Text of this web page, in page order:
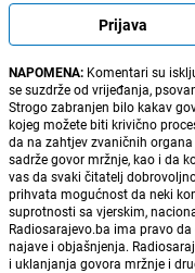
Prijava
NAPOMENA: Komentari su
se suzdrže od vrijeđanja,
Strogo zabranjen bilo kakav
kojeg možete biti krivično
da na zahtjev zvaničnih
sadrže govor mržnje, kao i da
vas da svaki čitatelj
prihvata mogućnost da neki
suprotnosti sa vjerskim,
Radiosarajevo.ba ima pravo
najave i objašnjenja.
i uklanjanja govora mržnje i